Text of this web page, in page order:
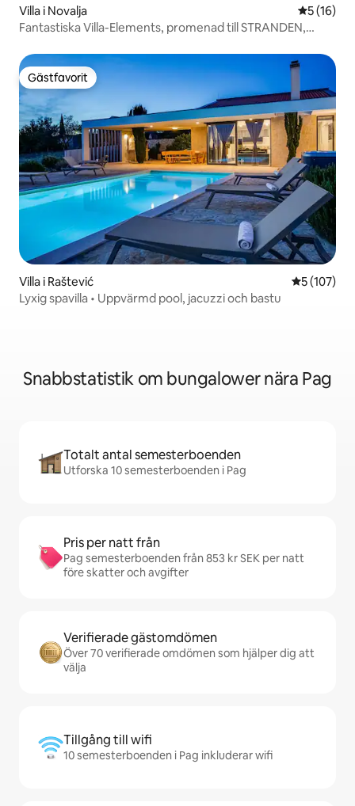
Villa i Novalja 5 av 5 i
5 (16)
Fantastiska Villa-Elements, promenad till STRANDEN,
Gästfavorit
Gästfavorit
Villa i Raštević 5 av 5 i
5 (107)
Lyxig spavilla • Uppvärmd pool, jacuzzi och bastu
Snabbstatistik om bungalower nära Pag
Totalt antal semesterboenden
Utforska 10 semesterboenden i Pag
Pris per natt från
Pag semesterboenden från 853 kr SEK per natt
före skatter och avgifter
Verifierade gästomdömen
Över 70 verifierade omdömen som hjälper dig att
välja
Tillgång till wifi
10 semesterboenden i Pag inkluderar wifi